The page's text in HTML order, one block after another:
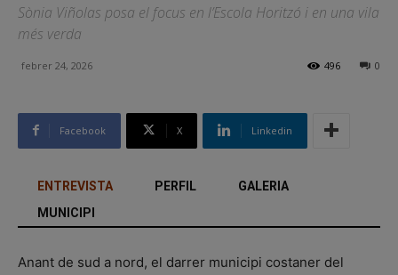
Sònia Viñolas posa el focus en l’Escola Horitzó i en una vila
més verda
febrer 24, 2026 0
496
Facebook X Linkedin
ENTREVISTA PERFIL
GALERIA
MUNICIPI
Anant de sud a nord, el darrer municipi costaner del